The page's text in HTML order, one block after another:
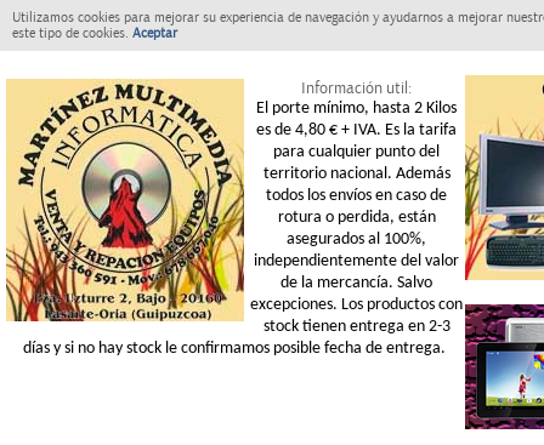
Utilizamos cookies para mejorar su experiencia de navegación y ayudarnos a mejorar
este tipo de cookies. Aceptar
Información util:
El porte mínimo, hasta 2 Kilos
es de 4,80 € + IVA. Es la tarifa
para cualquier punto del
territorio nacional. Además
todos los envíos en caso de
rotura o perdida, están
asegurados al 100%,
independientemente del valor
de la mercancía. Salvo
excepciones. Los productos con
stock tienen entrega en 2-3
días y si no hay stock le confirmamos posible fecha de entrega.